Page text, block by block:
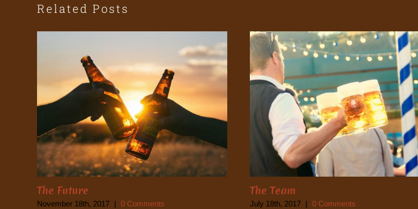
Related Posts
The Future
November 18th, 2017 | 0 Comments
The Team
July 18th, 2017 | 0 Comments